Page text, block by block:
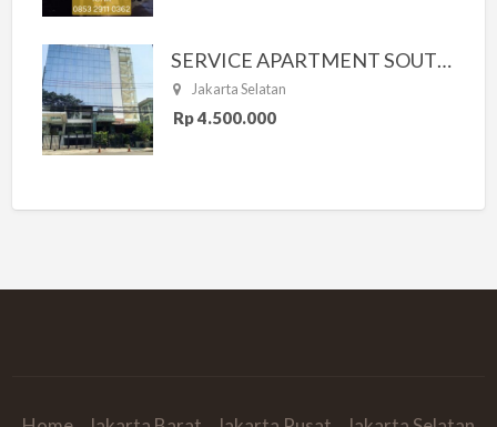
SERVICE APARTMENT SOUTH RESIDENCE
Jakarta Selatan
Rp 4.500.000